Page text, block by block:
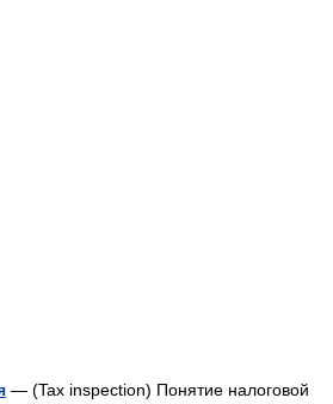
— (Tax inspection) Понятие налоговой